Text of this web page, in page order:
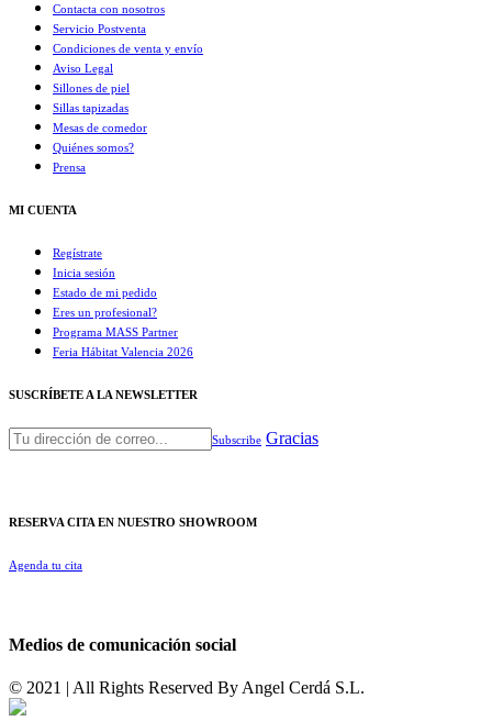
Contacta con nosotros
Servicio Postventa
Condiciones de venta y envío
Aviso Legal
Sillones de piel
Sillas tapizadas
Mesas de comedor
Quiénes somos?
Prensa
MI CUENTA
Regístrate
Inicia sesión
Estado de mi pedido
Eres un profesional?
Programa MASS Partner
Feria Hábitat Valencia 2026​
SUSCRÍBETE A LA NEWSLETTER
Subscribe Gracias
RESERVA CITA EN NUESTRO SHOWROOM
Agenda tu cita
Medios de comunicación social
© 2021 | All Rights Reserved By Angel Cerdá S.L.